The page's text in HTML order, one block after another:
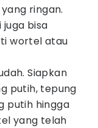
ringan.
juga bisa
wortel atau
Siapkan
putih, tepung
putih hingga
yang telah